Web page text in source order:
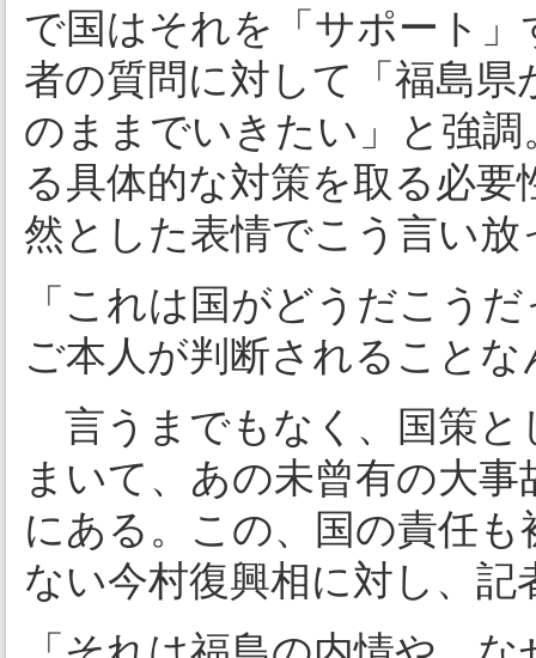
で国はそれを「サポート
者の質問に対して「福島
のままでいきたい」と強
る具体的な対策を取る必
然とした表情でこう言い放
「これは国がどうだこう
ご本人が判断されること
言うまでもなく、国策と
まいて、あの未曾有の大
にある。この、国の責任
ない今村復興相に対し、